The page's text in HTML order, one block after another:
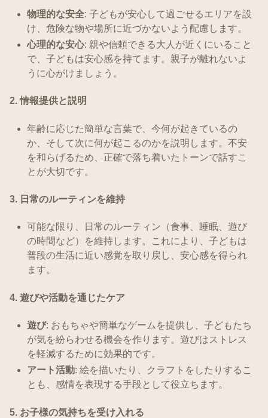
物理的な安全: 子どもが安心して過ごせるエリアを設
け、危険な物や場所に近づかないよう配慮します。
心理的な安心: 親や信頼できる大人が近くにいること
で、子どもは安心感を持てます。親子が離れないよ
うに心がけましょう。
2. 情報提供と説明
年齢に応じた簡単な言葉で、今何が起きているの
か、そして次に何が起こるのかを説明します。不安
を和らげるため、正確で落ち着いたトーンで話すこ
とが大切です。
3. 日常のルーティンを維持
可能な限り、日常のルーティン（食事、睡眠、遊び
の時間など）を維持します。これにより、子どもは
普段の生活に近い感覚を取り戻し、安心感を得られ
ます。
4. 遊びや活動を通じたケア
遊び: おもちゃや簡単なゲームを提供し、子どもたち
が気を紛らわせる機会を作ります。遊びはストレス
を軽減するために効果的です。
アート活動: 絵を描いたり、クラフトをしたりするこ
とも、感情を表現する手段として役立ちます。
5. お子様の気持ちを受け入れる